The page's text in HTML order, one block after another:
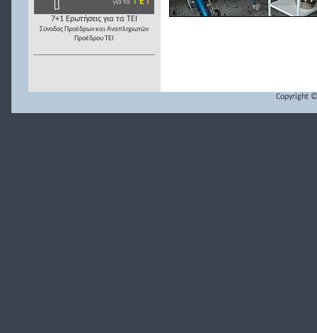
7+1 Ερωτήσεις για τα ΤΕΙ
Σύνοδος Προέδρων και Αναπληρωτών
Προέδρου ΤΕΙ
Copyright